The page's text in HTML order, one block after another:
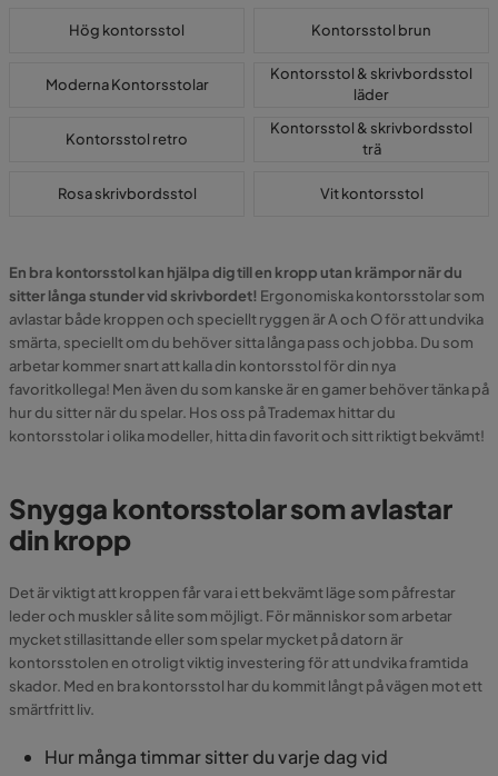
Hög kontorsstol Kontorsstol brun
Moderna Kontorsstolar
Kontorsstol & skrivbordsstol
läder
Kontorsstol retro
Kontorsstol & skrivbordsstol
trä
Rosa skrivbordsstol Vit kontorsstol
En bra kontorsstol kan hjälpa dig till en kropp utan krämpor när du
sitter långa stunder vid skrivbordet! Ergonomiska kontorsstolar som
avlastar både kroppen och speciellt ryggen är A och O för att undvika
smärta, speciellt om du behöver sitta långa pass och jobba. Du som
arbetar kommer snart att kalla din kontorsstol för din nya
favoritkollega! Men även du som kanske är en gamer behöver tänka på
hur du sitter när du spelar. Hos oss på Trademax hittar du
kontorsstolar i olika modeller, hitta din favorit och sitt riktigt bekvämt!
Snygga kontorsstolar som avlastar
din kropp
Det är viktigt att kroppen får vara i ett bekvämt läge som påfrestar
leder och muskler så lite som möjligt. För människor som arbetar
mycket stillasittande eller som spelar mycket på datorn är
kontorsstolen en otroligt viktig investering för att undvika framtida
skador. Med en bra kontorsstol har du kommit långt på vägen mot ett
smärtfritt liv.
Hur många timmar sitter du varje dag vid